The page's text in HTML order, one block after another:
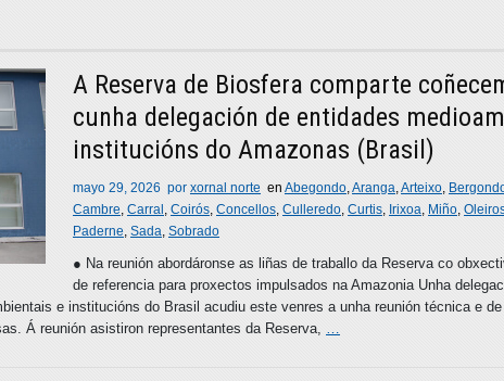
A Reserva de Biosfera comparte
cunha delegación de entidades
institucións do Amazonas (Brasil)
mayo 29, 2026 por xornal norte en Abegondo,Aranga,Arteixo,
Cambre, Carral , Coirós, Concellos, Culleredo, Curtis, Irixoa, Miño,
Paderne, Sada, Sobrado
● Na reunión abordáronse as liñas de traballo da Reserva co
de referencia para proxectos impulsados na Amazonia Unha
e institucións do Brasil acudiu este venres a unha reunión técnica e
Á reunión asistiron representantes da Reserva, …